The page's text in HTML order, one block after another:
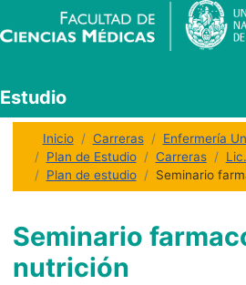
Inicio Carreras
Enfermería
Plan de Estudio
Carreras
Plan de estudio
Seminario
Seminario
nutrición
Estudio